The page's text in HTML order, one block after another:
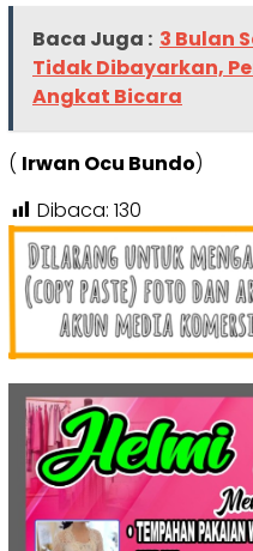
Baca Juga : 3 Bulan
Tidak Dibayarkan,
Angkat Bicara
( Irwan Ocu Bundo)
Dibaca: 130